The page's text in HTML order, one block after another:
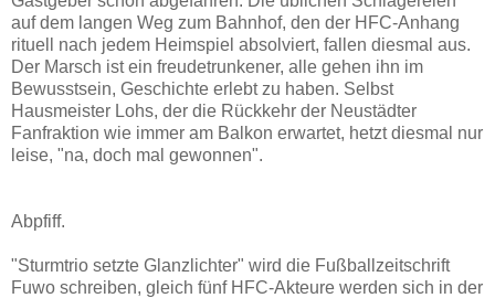
auf dem langen Weg zum Bahnhof, den der HFC-Anhang
rituell nach jedem Heimspiel absolviert, fallen diesmal aus.
Der Marsch ist ein freudetrunkener, alle gehen ihn im
Bewusstsein, Geschichte erlebt zu haben. Selbst
Hausmeister Lohs, der die Rückkehr der Neustädter
Fanfraktion wie immer am Balkon erwartet, hetzt diesmal nur
leise, "na, doch mal gewonnen".
Abpfiff.
"Sturmtrio setzte Glanzlichter" wird die Fußballzeitschrift
Fuwo schreiben, gleich fünf HFC-Akteure werden sich in der